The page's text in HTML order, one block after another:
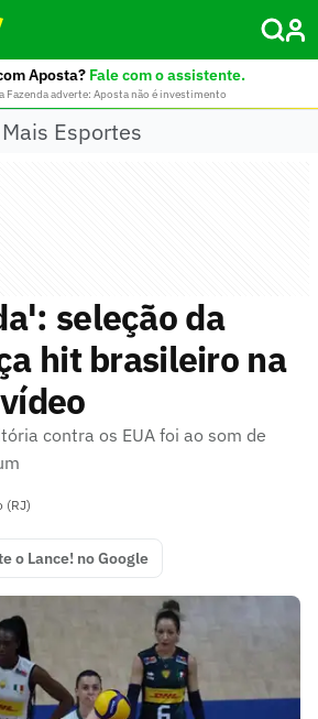
Aposta? Fale com o assistente.
Fazenda adverte: Aposta não é investimento
Mais Esportes
seleção da
hit brasileiro na
contra os EUA foi ao som de
(RJ)
o Lance! no Google